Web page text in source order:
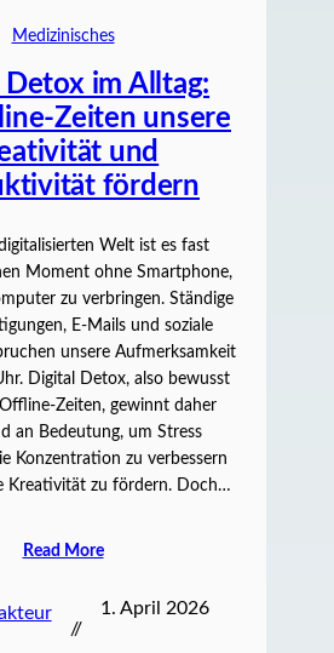
Medizinisches
Detox im Alltag:
Zeiten unsere
und
fördern
Welt ist es fast
Moment ohne Smartphone,
zu verbringen. Ständige
E-Mails und soziale
unsere Aufmerksamkeit
Digital Detox, also bewusst
Zeiten, gewinnt daher
an Bedeutung, um Stress
Konzentration zu verbessern
Kreativität zu fördern. Doch…
Read More
//
1. April 2026